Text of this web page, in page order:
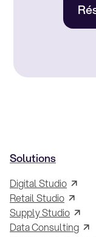
Solutions
Digital Studio
Retail Studio
Supply Studio
Data Consulting